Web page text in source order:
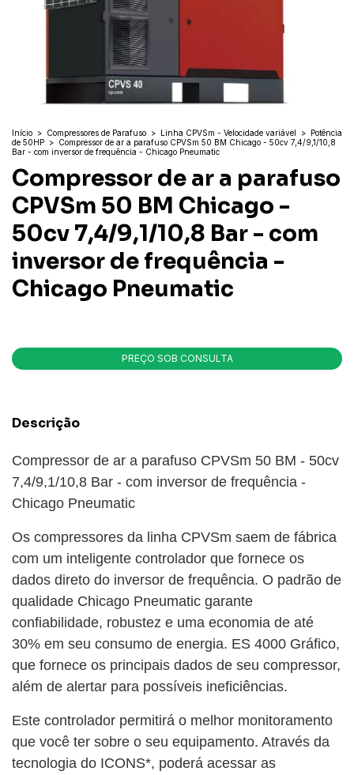
Início > Compressores de Parafuso > Linha CPVSm - Velocidade variável > Potência
de 50HP > Compressor de ar a parafuso CPVSm 50 BM Chicago - 50cv 7,4/9,1/10,8
Bar - com inversor de frequência - Chicago Pneumatic
Compressor de ar a parafuso
CPVSm 50 BM Chicago -
50cv 7,4/9,1/10,8 Bar - com
inversor de frequência -
Chicago Pneumatic
Descrição
Compressor de ar a parafuso CPVSm 50 BM - 50cv
7,4/9,1/10,8 Bar - com inversor de frequência -
Chicago Pneumatic
Os compressores da linha CPVSm saem de fábrica
com um inteligente controlador que fornece os
dados direto do inversor de frequência. O padrão de
qualidade Chicago Pneumatic garante
confiabilidade, robustez e uma economia de até
30% em seu consumo de energia. ES 4000 Gráfico,
que fornece os principais dados de seu compressor,
além de alertar para possíveis ineficiências.
Este controlador permitirá o melhor monitoramento
que você ter sobre o seu equipamento. Através da
tecnologia do ICONS*, poderá acessar as